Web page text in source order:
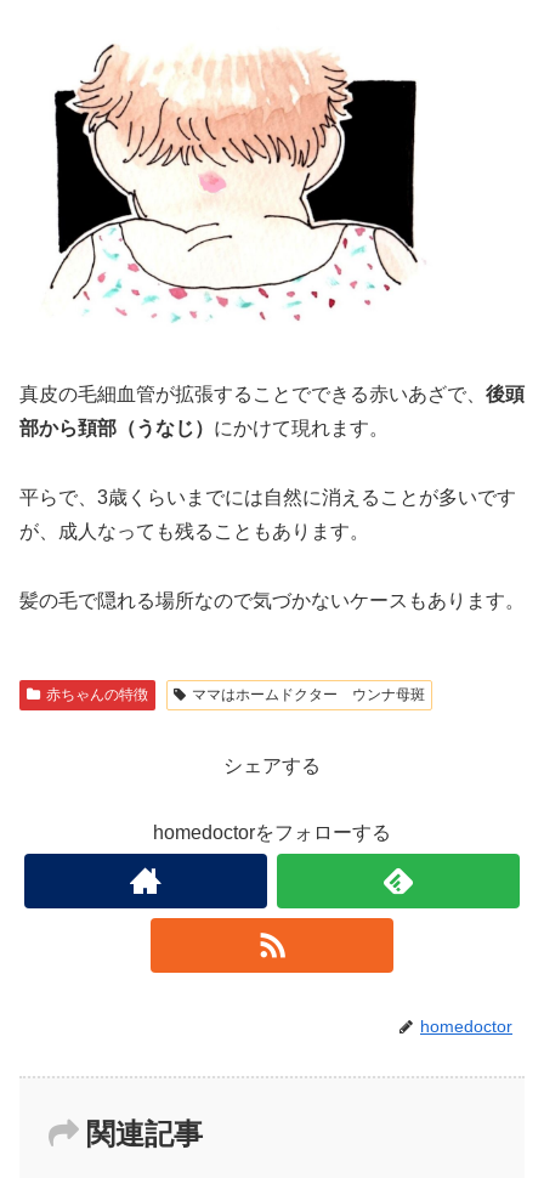
真皮の毛細血管が拡張することでできる赤いあざで、 後頭
部から頚部（うなじ） にかけて現れます。
平らで、3歳くらいまでには自然に消えることが多いです
が、成人なっても残ることもあります。
髪の毛で隠れる場所なので気づかないケースもあります。
赤ちゃんの特徴 ママはホームドクター ウンナ母斑
シェアする
homedoctorをフォローする
homedoctor
関連記事